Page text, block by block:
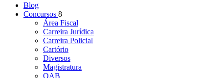
Blog
Concursos 8
Área Fiscal
Carreira Jurídica
Carreira Policial
Cartório
Diversos
Magistratura
OAB